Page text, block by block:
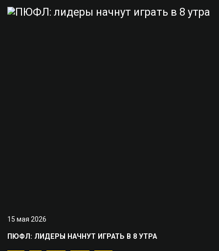
15 мая 2026
ПЮФЛ: ЛИДЕРЫ НАЧНУТ ИГРАТЬ В 8 УТРА